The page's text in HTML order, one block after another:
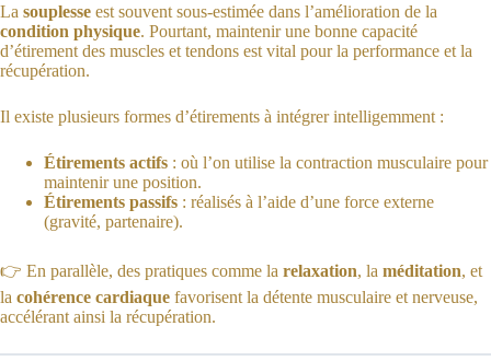
La souplesse est souvent sous-estimée dans l’amélioration de la
condition physique. Pourtant, maintenir une bonne capacité
d’étirement des muscles et tendons est vital pour la performance et la
récupération.
Il existe plusieurs formes d’étirements à intégrer intelligemment :
Étirements actifs : où l’on utilise la contraction musculaire pour
maintenir une position.
Étirements passifs : réalisés à l’aide d’une force externe
(gravité, partenaire).
👉 En parallèle, des pratiques comme la relaxation, la méditation, et
la cohérence cardiaque favorisent la détente musculaire et nerveuse,
accélérant ainsi la récupération.